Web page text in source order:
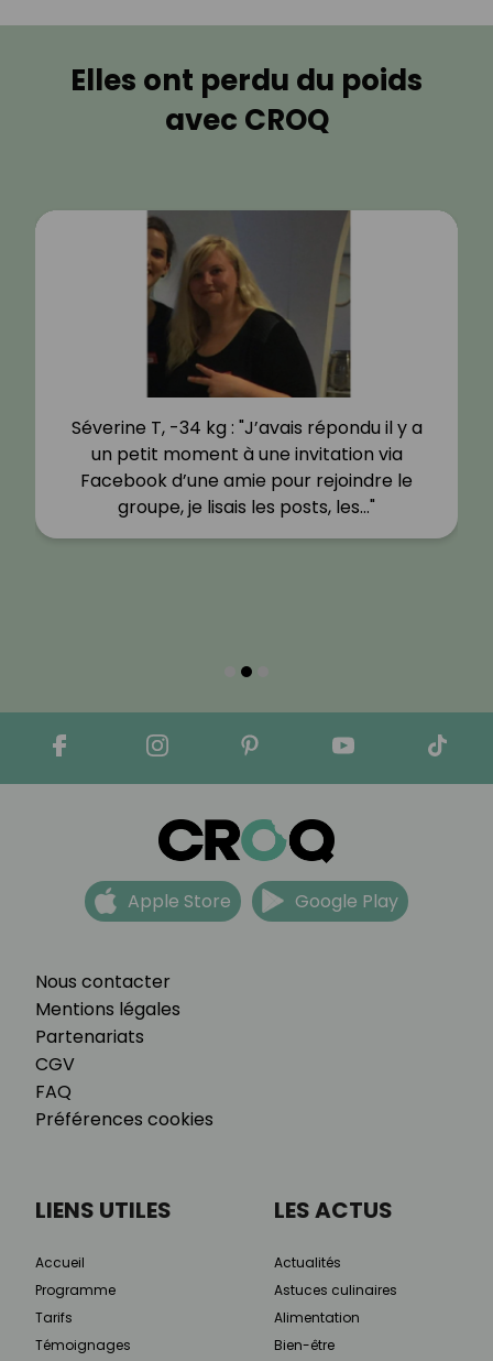
Elles ont perdu du poids
avec CROQ
Séverine T, -34 kg : "J’avais répondu il y a
un petit moment à une invitation via
Facebook d’une amie pour rejoindre le
groupe, je lisais les posts, les…"
Nous contacter
Mentions légales
Partenariats
CGV
FAQ
Préférences cookies
Apple Store Google Play
LIENS UTILES
Accueil
Programme
Tarifs
Témoignages
LES ACTUS
Actualités
Astuces culinaires
Alimentation
Bien-être